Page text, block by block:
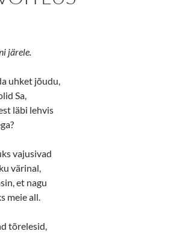
järele.
uhket jõudu,
Sa,
läbi lehvis
vajusivad
värinal,
et nagu
meie all.
tõrelesid,